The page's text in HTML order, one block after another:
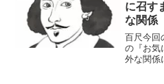
に召す
な関係
百尺今回
の『お気
外な関係